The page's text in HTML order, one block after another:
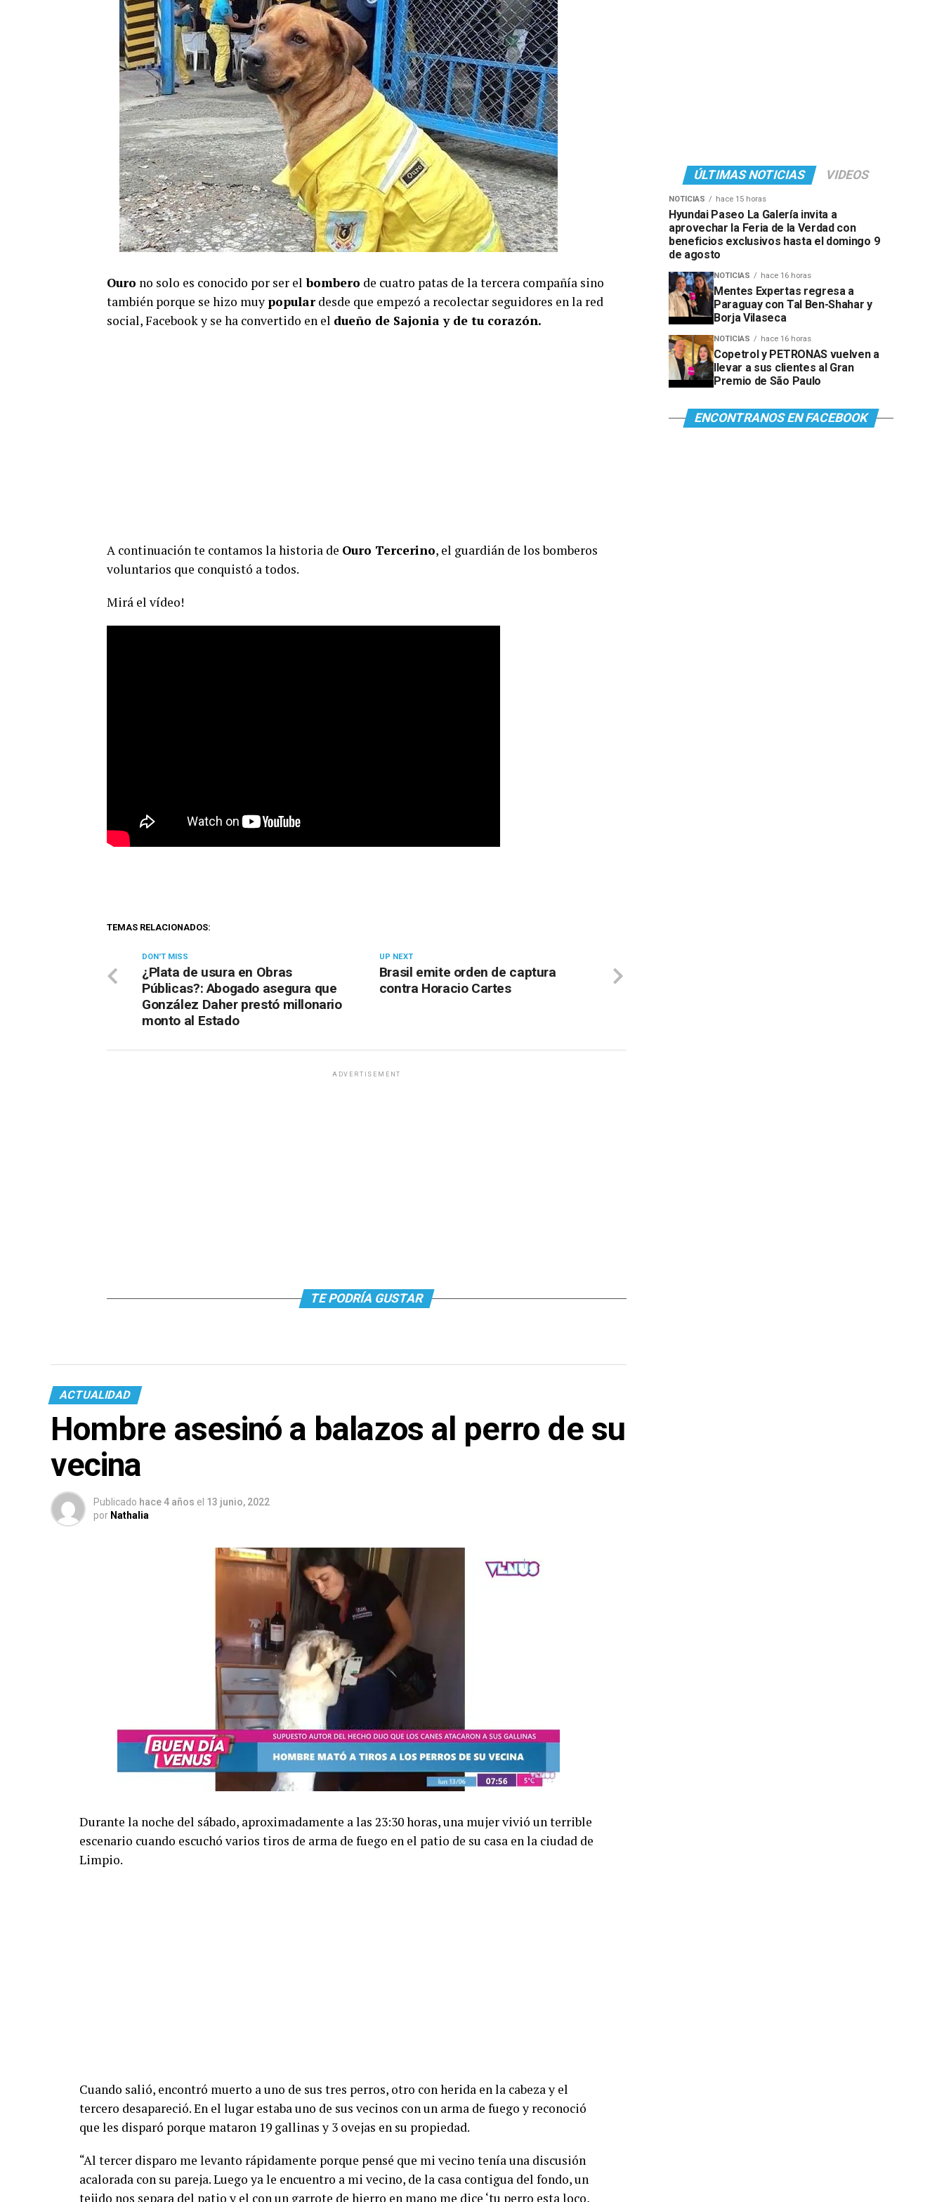
Ouro no solo es conocido por ser el bombero de cuatro patas de la tercera compañía sino
también porque se hizo muy populardesde que empezó a recolectar seguidores en la red
social, Facebook y se ha convertido en el dueño de Sajonia y de tu corazón.
A continuación te contamos la historia de Ouro Tercerino, el guardián de los bomberos
voluntarios que conquistó a todos.
Mirá el vídeo!
TEMAS RELACIONADOS:
UP NEXT
Brasil emite orden de captura
contra Horacio Cartes
DON'T MISS
¿Plata de usura en Obras
Públicas?: Abogado asegura que
González Daher prestó millonario
monto al Estado
ADVERTISEMENT
TE PODRÍA GUSTAR
ACTUALIDAD
Hombre asesinó a balazos al perro de su
vecina
Publicado hace 4 años el 13 junio, 2022
por Nathalia
Durante la noche del sábado, aproximadamente a las 23:30 horas, una mujer vivió un terrible
escenario cuando escuchó varios tiros de arma de fuego en el patio de su casa en la ciudad de
Limpio.
Cuando salió, encontró muerto a uno de sus tres perros, otro con herida en la cabeza y el
tercero desapareció. En el lugar estaba uno de sus vecinos con un arma de fuego y reconoció
que les disparó porque mataron 19 gallinas y 3 ovejas en su propiedad.
“Al tercer disparo me levanto rápidamente porque pensé que mi vecino tenía una discusión
acalorada con su pareja. Luego ya le encuentro a mi vecino, de la casa contigua del fondo, un
tejido nos separa del patio y el con un garrote de hierro en mano me dice ‘tu perro esta loco,
ÚLTIMAS NOTICIAS VIDEOS
NOTICIAS hace 15 horas
Hyundai Paseo La Galería invita a
aprovechar la Feria de la Verdad con
beneficios exclusivos hasta el domingo 9
de agosto
NOTICIAS hace 16 horas
Mentes Expertas regresa a
Paraguay con Tal Ben-Shahar y
Borja Vilaseca
NOTICIAS hace 16 horas
Copetrol y PETRONAS vuelven a
llevar a sus clientes al Gran
Premio de São Paulo
ENCONTRANOS EN FACEBOOK